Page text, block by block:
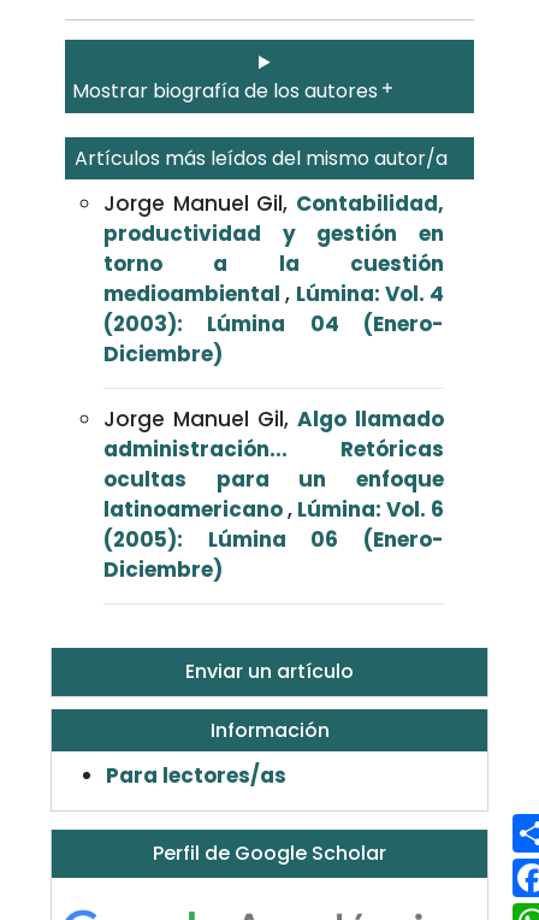
Mostrar biografía de los autores
Artículos más leídos del mismo autor/a
Jorge Manuel Gil, Contabilidad,
productividad y gestión en
torno a la cuestión
medioambiental, Lúmina: Vol. 4
(2003): Lúmina 04 (Enero-
Diciembre)
Jorge Manuel Gil, Algo llamado
administración... Retóricas
ocultas para un enfoque
latinoamericano, Lúmina: Vol. 6
(2005): Lúmina 06 (Enero-
Diciembre)
Enviar un artículo
Información
Para lectores/as
Perfil de Google Scholar